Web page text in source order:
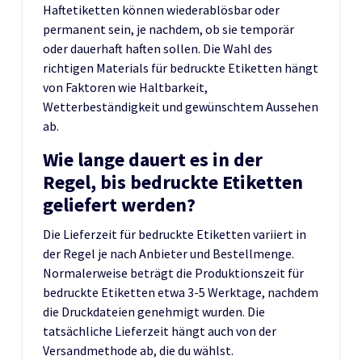
Haftetiketten können wiederablösbar oder
permanent sein, je nachdem, ob sie temporär
oder dauerhaft haften sollen. Die Wahl des
richtigen Materials für bedruckte Etiketten hängt
von Faktoren wie Haltbarkeit,
Wetterbeständigkeit und gewünschtem Aussehen
ab.
Wie lange dauert es in der
Regel, bis bedruckte Etiketten
geliefert werden?
Die Lieferzeit für bedruckte Etiketten variiert in
der Regel je nach Anbieter und Bestellmenge.
Normalerweise beträgt die Produktionszeit für
bedruckte Etiketten etwa 3-5 Werktage, nachdem
die Druckdateien genehmigt wurden. Die
tatsächliche Lieferzeit hängt auch von der
Versandmethode ab, die du wählst.